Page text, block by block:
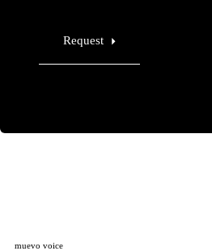
Request
muevo voice